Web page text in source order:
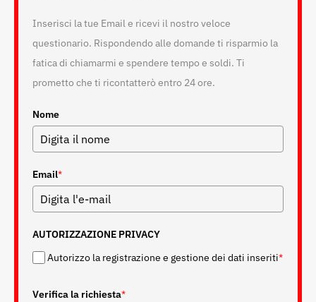
Inserisci la tue Email e ricevi il nostro veloce
questionario. Rispondendo alle domande ti risparmio la
fatica di chiamarmi e spendere tempo e soldi. Ti
prometto che ti ricontatterò entro 24 ore.
Nome
Email*
AUTORIZZAZIONE PRIVACY
Autorizzo la registrazione e gestione dei dati inseriti*
Verifica la richiesta*